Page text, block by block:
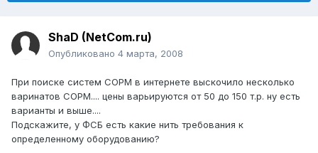
ShaD (NetCom.ru)
Опубликовано 4 марта, 2008
При поиске систем СОРМ в интернете выскочило несколько
варинатов СОРМ.... цены варьируются от 50 до 150 т.р. ну есть
варианты и выше....
Подскажите, у ФСБ есть какие нить требования к
определенному оборудованию?